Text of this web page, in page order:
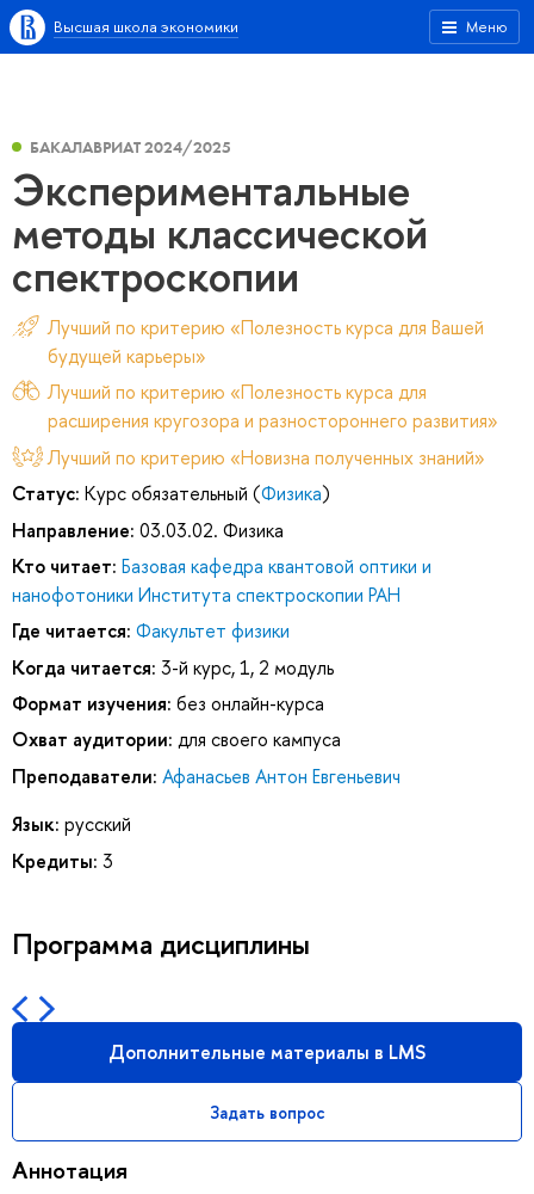
Меню
Высшая школа экономики
БАКАЛАВРИАТ 2024/2025
Экспериментальные
методы классической
спектроскопии
Лучший по критерию «Полезность курса для Вашей
будущей карьеры»
Лучший по критерию «Полезность курса для
расширения кругозора и разностороннего развития»
Лучший по критерию «Новизна полученных знаний»
Статус: Курс обязательный (Физика)
Направление: 03.03.02. Физика
Кто читает: Базовая кафедра квантовой оптики и
нанофотоники Института спектроскопии РАН
Где читается: Факультет физики
Когда читается: 3-й курс, 1, 2 модуль
Формат изучения: без онлайн-курса
Охват аудитории: для своего кампуса
Преподаватели: Афанасьев Антон Евгеньевич
Язык: русский
Кредиты: 3
Программа дисциплины
Дополнительные материалы в LMS
Задать вопрос
Аннотация